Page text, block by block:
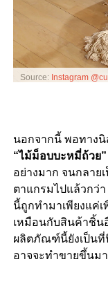
Source: Instagram
นอกจากนี้ พอทาง
“ไม้ม็อบบะหมี่ถ้วย”
อย่างมาก จนกลาย
ตาแกรมไปแล้วกว่า
นี้ถูกทำมาเพียงแค่เ
เหมือนกับสินค้าชิ้น
ผลิตภัณฑ์นี้ยังเป็น
อาจจะทำขายขึ้นมา